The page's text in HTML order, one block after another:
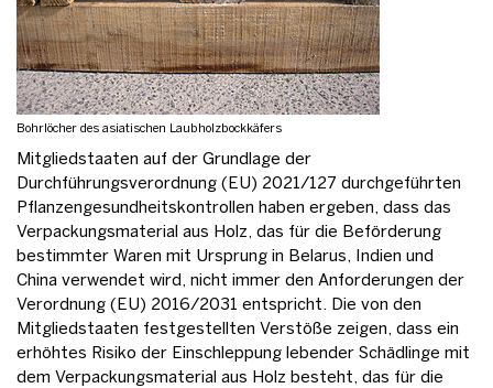
Bohrlöcher des asiatischen Laubholzbockkäfers
Mitgliedstaaten auf der Grundlage der
Durchführungsverordnung (EU) 2021/127 durchgeführten
Pflanzengesundheitskontrollen haben ergeben, dass das
Verpackungsmaterial aus Holz, das für die Beförderung
bestimmter Waren mit Ursprung in Belarus, Indien und
China verwendet wird, nicht immer den Anforderungen der
Verordnung (EU) 2016/2031 entspricht. Die von den
Mitgliedstaaten festgestellten Verstöße zeigen, dass ein
erhöhtes Risiko der Einschleppung lebender Schädlinge mit
dem Verpackungsmaterial aus Holz besteht, das für die